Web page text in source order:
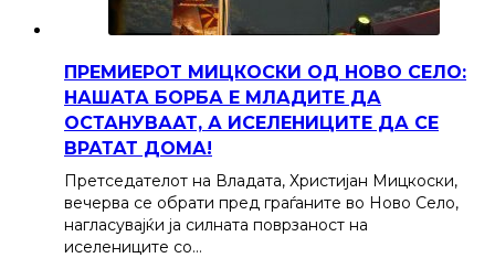
ПРЕМИЕРОТ МИЦКОСКИ ОД НОВО СЕЛО:
НАШАТА БОРБА Е МЛАДИТЕ ДА
ОСТАНУВААТ, А ИСЕЛЕНИЦИТЕ ДА СЕ
ВРАТАТ ДОМА!
Претседателот на Владата, Христијан Мицкоски,
вечерва се обрати пред граѓаните во Ново Село,
нагласувајќи ја силната поврзаност на
иселениците со…